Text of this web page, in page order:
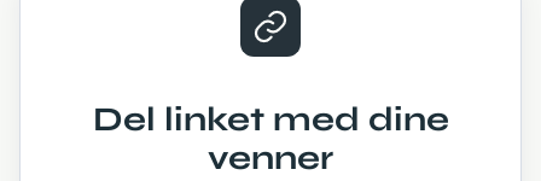
Del linket med dine
venner